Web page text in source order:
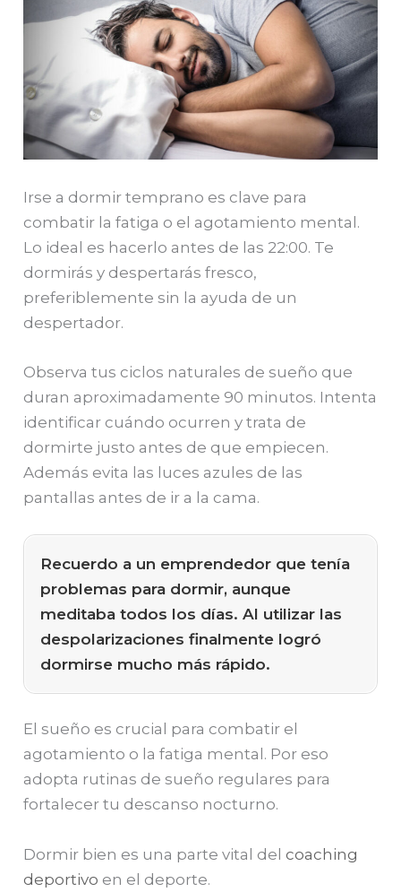
Irse a dormir temprano es clave para
combatir la fatiga o el agotamiento mental.
Lo ideal es hacerlo antes de las 22:00. Te
dormirás y despertarás fresco,
preferiblemente sin la ayuda de un
despertador.
Observa tus ciclos naturales de sueño que
duran aproximadamente 90 minutos. Intenta
identificar cuándo ocurren y trata de
dormirte justo antes de que empiecen.
Además evita las luces azules de las
pantallas antes de ir a la cama.
Recuerdo a un emprendedor que tenía
problemas para dormir, aunque
meditaba todos los días. Al utilizar las
despolarizaciones finalmente logró
dormirse mucho más rápido.
El sueño es crucial para combatir el
agotamiento o la fatiga mental. Por eso
adopta rutinas de sueño regulares para
fortalecer tu descanso nocturno.
Dormir bien es una parte vital delcoaching
deportivo en el deporte.